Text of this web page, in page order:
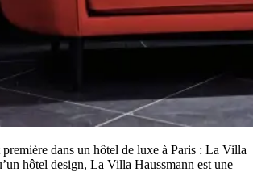
dans un hôtel de luxe à Paris : La Villa
hôtel design, La Villa Haussmann est une